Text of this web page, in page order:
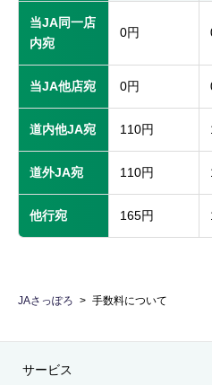
当JA同一店
内宛
0円
当JA他店宛 0円
道内他JA宛 110円
道外JA宛 110円
他行宛 165円
JAさっぽろ 手数料について
サービス